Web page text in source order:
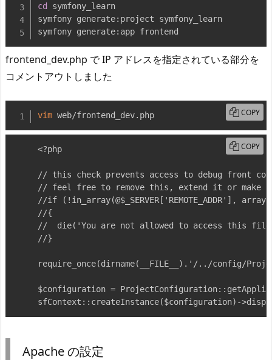
cd
symfony_learn
symfony generate:project symfony_learn
symfony generate:app frontend
frontend_dev.php で IP アドレスを指定されている部分を
コメントアウトしました
vim web/frontend_dev.php COPY
<?php
// this check prevents access to debug front
// feel free to remove this, extend it or make
//if (!in_array(@$_SERVER['REMOTE_ADDR'],
//{
//  die('You are not allowed to access this file.
//}
require_once(dirname(__FILE__).'/../config/
$configuration =
sfContext::createInstance($configuration)-
COPY
Apache の設定